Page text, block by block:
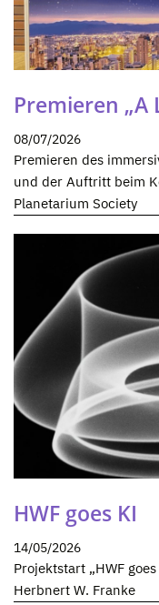
Premieren „A
08/07/2026
Premieren des
und der Auftritt beim
Planetarium Society
HWF goes KI
14/05/2026
Projektstart „HWF
Herbnert W. Franke